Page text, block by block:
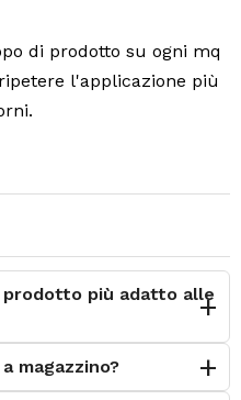
di prodotto su ogni mq
l'applicazione più
prodotto più adatto alle
magazzino?